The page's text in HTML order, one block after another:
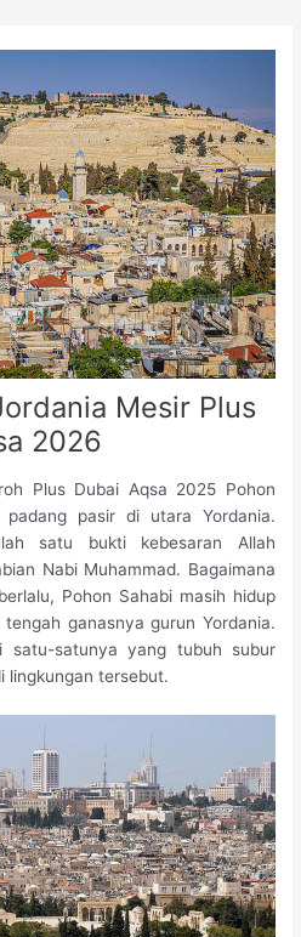
Mesir Plus
2026
Plus Dubai Aqsa 2025 Pohon
pasir di utara Yordania.
satu bukti kebesaran Allah
Nabi Muhammad. Bagaimana
Pohon Sahabi masih hidup
ganasnya gurun Yordania.
satu-satunya yang tubuh subur
lingkungan tersebut.